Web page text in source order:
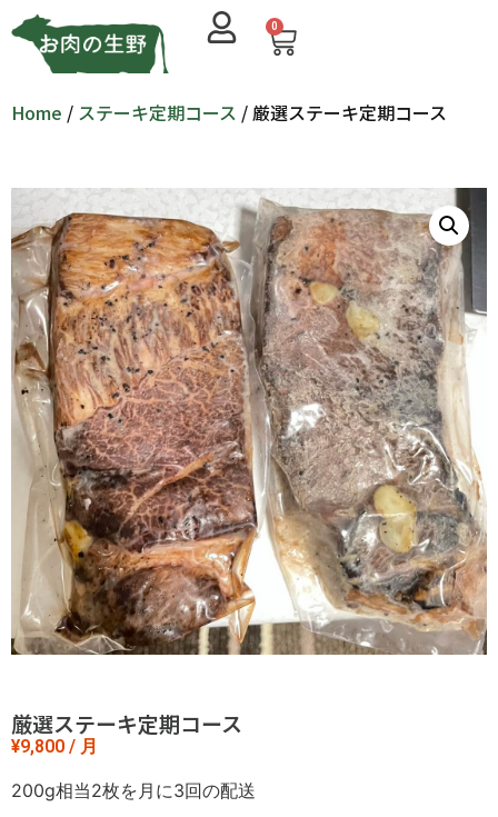
0
Home / ステーキ定期コース / 厳選ステーキ定期コース
厳選ステーキ定期コース
¥9,800 / 月
200g相当2枚を月に3回の配送